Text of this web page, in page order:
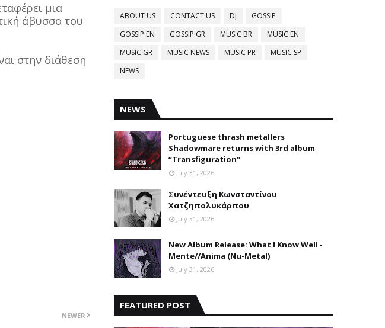
μια
άβυσσο του
στην διάθεση
NEWER
ABOUT US CONTACT US DJ
GOSSIP
GOSSIP EN
GOSSIP GR MUSIC BR
MUSIC EN
MUSIC GR
MUSIC NEWS MUSIC PR
MUSIC SP
NEWS
NEWS
Portuguese thrash metallers
Shadowmare returns with 3rd album
“Transfiguration"
July 31, 2026
Συνέντευξη Κωνσταντίνου
Χατζηπολυκάρπου
July 31, 2026
New Album Release: What I Know Well -
Mente//Anima (Nu-Metal)
July 31, 2026
FEATURED POST